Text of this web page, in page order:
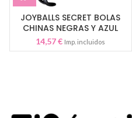
JOYBALLS SECRET BOLAS
CHINAS NEGRAS Y AZUL
14,57€ Imp. incluidos